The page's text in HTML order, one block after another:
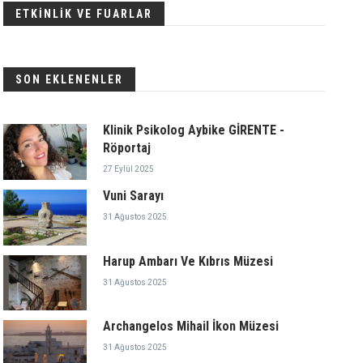
ETKİNLİK VE FUARLAR
SON EKLENENLER
Klinik Psikolog Aybike GİRENTE -
Röportaj
27 Eylül 2025
Vuni Sarayı
31 Ağustos 2025
Harup Ambarı Ve Kıbrıs Müzesi
31 Ağustos 2025
Archangelos Mihail İkon Müzesi
31 Ağustos 2025